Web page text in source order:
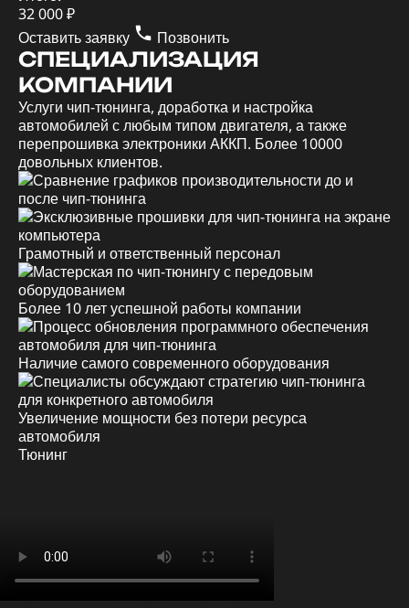
32 000 ₽
Оставить заявку
Позвонить
СПЕЦИАЛИЗАЦИЯ
КОМПАНИИ
Услуги чип-тюнинга, доработка и настройка
автомобилей с любым типом двигателя, а также
перепрошивка электроники АККП. Более 10000
довольных клиентов.
Грамотный и ответственный персонал
Более 10 лет успешной работы компании
Наличие самого современного оборудования
Увеличение мощности без потери ресурса
автомобиля
Тюнинг